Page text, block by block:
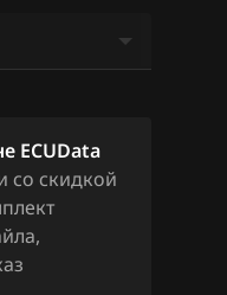
ECUData
со скидкой